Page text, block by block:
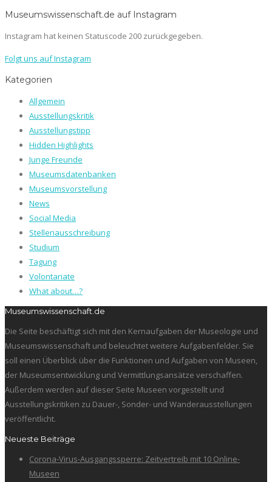
Museumswissenschaft.de auf Instagram
Instagram hat keinen Statuscode 200 zurückgegeben.
Folgt uns auf Instagram
Kategorien
Allgemein
Ausstellungskritik
Ausstellungstipp
Hidden Highlights
Junge Freunde
Museumsdatenbanken
Museumsvorstellung
News
Social Media
Stellenausschreibung
Studium
Tagung
Volontariate
What about…?
Museumswissenschaft.de
Die Seite beschäftigt sich mit den Kernaufgaben der Museologie und
Museumswissenschaft und beleuchtet weitere Aufgabenfelder. Sie
soll einen Überblick über die Funktionen und Aufgaben von Museen,
der Museumsentwicklung und Vermittlungsansätze verschaffen.
Außerdem werden auf dieser Seite Museen vorgestellt und
Ausstellungskritiken zu Dauer-, Sonder- und Wanderausstellungen
veröffentlicht.
Neueste Beiträge
Corona-Virus-Ausgangssperre: Zeitvertreib mit 10 Online-
Museen